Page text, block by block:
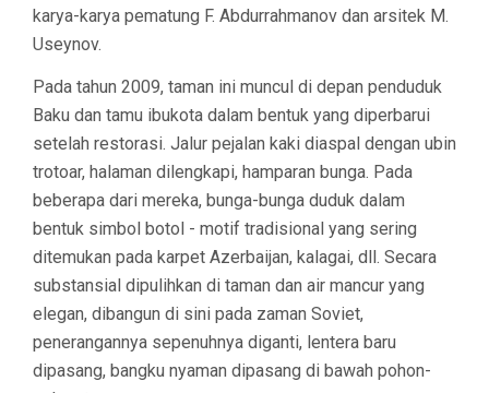
karya-karya pematung F. Abdurrahmanov dan arsitek M.
Useynov.
Pada tahun 2009, taman ini muncul di depan penduduk
Baku dan tamu ibukota dalam bentuk yang diperbarui
setelah restorasi. Jalur pejalan kaki diaspal dengan ubin
trotoar, halaman dilengkapi, hamparan bunga. Pada
beberapa dari mereka, bunga-bunga duduk dalam
bentuk simbol botol - motif tradisional yang sering
ditemukan pada karpet Azerbaijan, kalagai, dll. Secara
substansial dipulihkan di taman dan air mancur yang
elegan, dibangun di sini pada zaman Soviet,
penerangannya sepenuhnya diganti, lentera baru
dipasang, bangku nyaman dipasang di bawah pohon-